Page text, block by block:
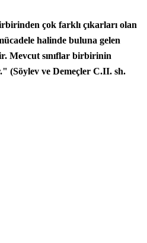
çok farklı çıkarları olan
halinde buluna gelen
Mevcut sınıflar birbirinin
(Söylev ve Demeçler C.II. sh.